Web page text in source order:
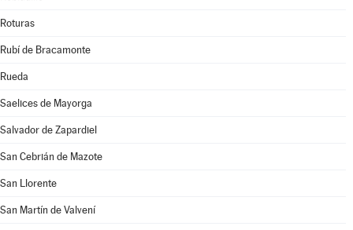
Roturas
Rubí de Bracamonte
Rueda
Saelices de Mayorga
Salvador de Zapardiel
San Cebrián de Mazote
San Llorente
San Martín de Valvení